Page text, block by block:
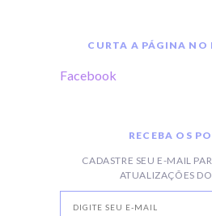
CURTA A PÁGINA NO
Facebook
RECEBA OS
CADASTRE SEU E-MAIL
ATUALIZAÇÕES